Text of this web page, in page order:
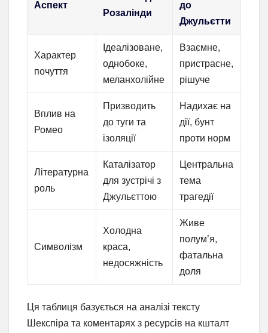
Аспект
Розалінди
до
Джульєтти
Характер
почуття
Ідеалізоване,
однобоке,
меланхолійне
Взаємне,
пристрасне,
рішуче
Вплив на
Ромео
Призводить
до туги та
ізоляції
Надихає на
дії, бунт
проти норм
Літературна
роль
Каталізатор
для зустрічі з
Джульєттою
Центральна
тема
трагедії
Символізм
Холодна
краса,
недосяжність
Живе
полум’я,
фатальна
доля
Ця таблиця базується на аналізі тексту
Шекспіра та коментарях з ресурсів на кшталт